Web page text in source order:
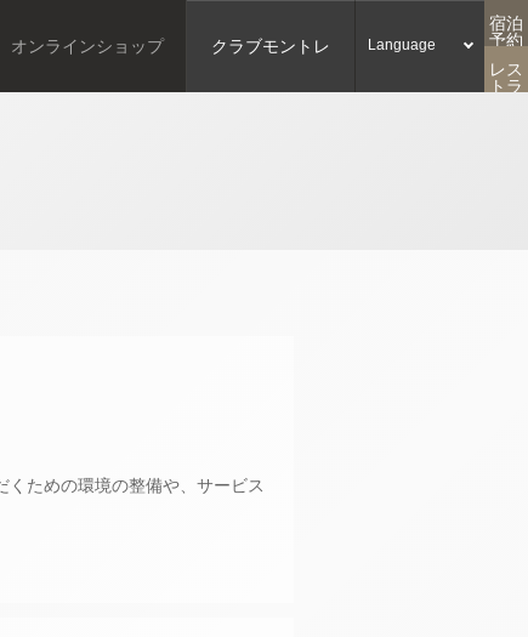
オンラインショップ クラブモントレ Language
宿泊
予約
レス
トラ
ための環境の整備や、サービス